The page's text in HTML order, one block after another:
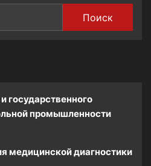
Поиск
государственного
промышленности
медицинской диагностики